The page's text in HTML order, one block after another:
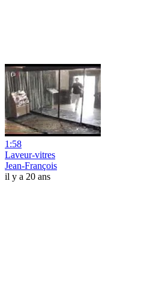
1:58
Laveur-vitres
Jean-François
il y a 20 ans